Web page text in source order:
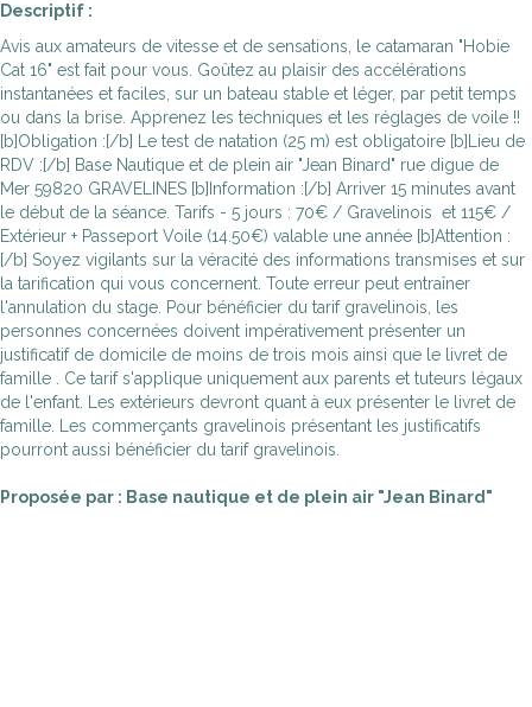
Descriptif :
Avis aux amateurs de vitesse et de sensations, le catamaran "Hobie
Cat 16" est fait pour vous. Goûtez au plaisir des accélérations
instantanées et faciles, sur un bateau stable et léger, par petit temps
ou dans la brise. Apprenez les techniques et les réglages de voile !!
[b]Obligation :[/b] Le test de natation (25 m) est obligatoire [b]Lieu de
RDV :[/b] Base Nautique et de plein air "Jean Binard" rue digue de
Mer 59820 GRAVELINES [b]Information :[/b] Arriver 15 minutes avant
le début de la séance. Tarifs - 5 jours : 70€ / Gravelinois et 115€ /
Extérieur + Passeport Voile (14.50€) valable une année [b]Attention :
[/b] Soyez vigilants sur la véracité des informations transmises et sur
la tarification qui vous concernent. Toute erreur peut entraîner
l'annulation du stage. Pour bénéficier du tarif gravelinois, les
personnes concernées doivent impérativement présenter un
justificatif de domicile de moins de trois mois ainsi que le livret de
famille . Ce tarif s'applique uniquement aux parents et tuteurs légaux
de l'enfant. Les extérieurs devront quant à eux présenter le livret de
famille. Les commerçants gravelinois présentant les justificatifs
pourront aussi bénéficier du tarif gravelinois.
Proposée par : Base nautique et de plein air "Jean Binard"